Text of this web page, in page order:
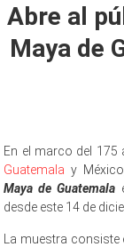
Abre al
Maya de
En el marco del 175
Guatemala y
Maya de Guatemala
desde este 14 de
La muestra consiste